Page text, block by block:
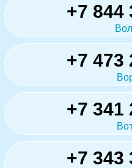
+7 844
+7 473
+7 341
+7 343